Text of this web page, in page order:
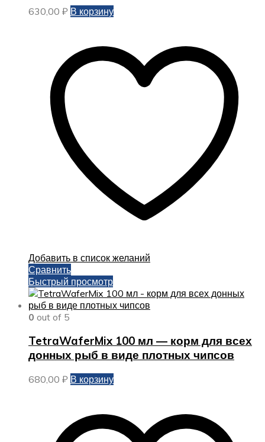
630,00 ₽ В корзину
Добавить в список желаний
Сравнить
Быстрый просмотр
0 out of 5
TetraWaferMix 100 мл — корм для всех
донных рыб в виде плотных чипсов
680,00 ₽ В корзину